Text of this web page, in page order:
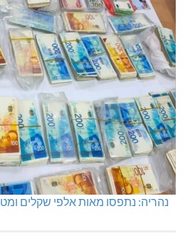
נהריה: נתפסו מאות אלפי שקלים ומט"ח